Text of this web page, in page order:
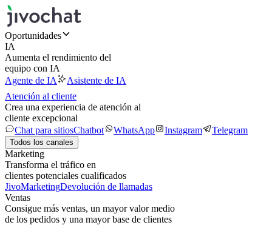
Oportunidades
IA
Aumenta el rendimiento del
equipo con IA
Agente de IA
Asistente de IA
Atención al cliente
Crea una experiencia de atención al
cliente excepcional
Chat para sitiosChatbot WhatsApp Instagram Telegram
Todos los canales
Marketing
Transforma el tráfico en
clientes potenciales cualificados
JivoMarketingDevolución de llamadas
Ventas
Consigue más ventas, un mayor valor medio
de los pedidos y una mayor base de clientes